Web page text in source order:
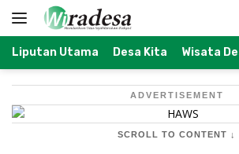
Langsung
Liputan Utama Desa Kita Wisata
ADVERTISEMENT
SCROLL TO CONTENT ↓